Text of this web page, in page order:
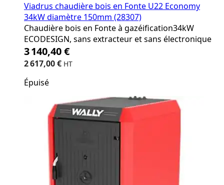
Viadrus chaudière bois en Fonte U22 Economy
34kW diamètre 150mm (28307)
Chaudière bois en Fonte à gazéification34kW
ECODESIGN, sans extracteur et sans électronique
3 140,40 €
2 617,00 €
Épuisé